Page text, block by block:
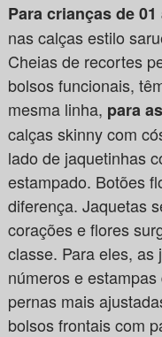
Para crianças de 01
nas calças estilo
Cheias de recortes
bolsos funcionais,
mesma linha, para
calças skinny com
lado de jaquetinhas
estampado. Botões
diferença. Jaquetas
corações e flores
classe. Para eles, as
números e
pernas mais
bolsos frontais com